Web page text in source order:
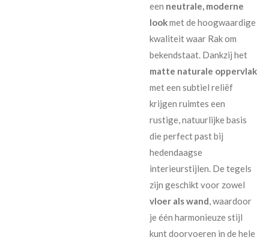
een neutrale, moderne
lookmet de hoogwaardige
kwaliteit waar Rak om
bekendstaat. Dankzij het
matte naturale oppervlak
met een subtiel reliëf
krijgen ruimtes een
rustige, natuurlijke basis
die perfect past bij
hedendaagse
interieurstijlen. De tegels
zijn geschikt voor zowel
vloer als wand, waardoor
je één harmonieuze stijl
kunt doorvoeren in de hele